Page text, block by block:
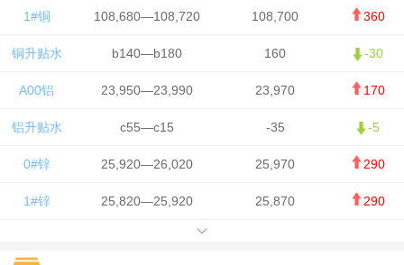
1#铜 108,680—108,720 108,700 360
铜升贴水 b140—b180 160 -30
A00铝 23,950—23,990 23,970 170
铝升贴水 c55—c15 -35 -5
0#锌 25,920—26,020 25,970 290
1#锌 25,820—25,920 25,870 290